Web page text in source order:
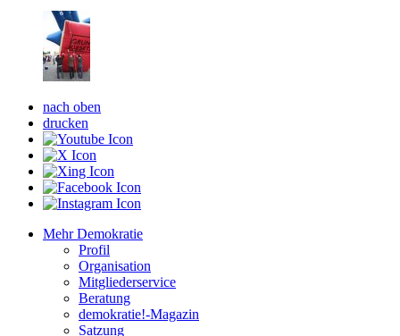
nach oben
drucken
Mehr Demokratie
Profil
Organisation
Mitgliederservice
Beratung
demokratie!-Magazin
Satzung